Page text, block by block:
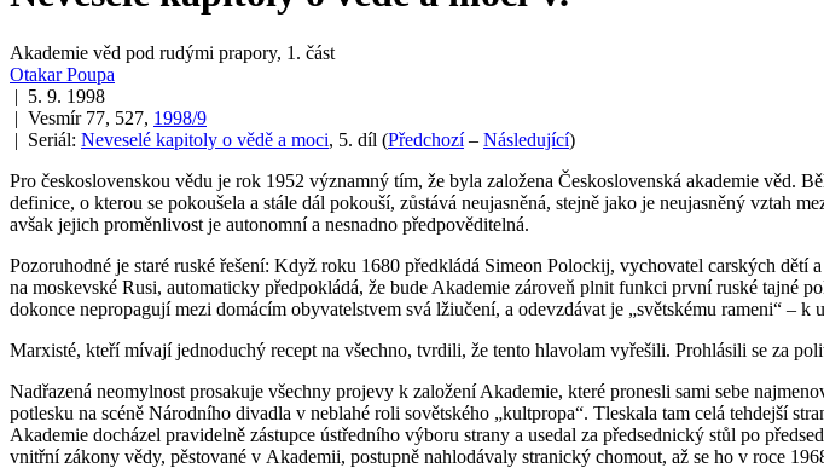
Akademie věd pod rudými prapory, 1. část
Otakar Poupa
| 5. 9. 1998
| Vesmír 77, 527, 1998/9
| Seriál: Neveselé kapitoly o vědě a moci, 5. díl (Předchozí– Následující)
Pro československou vědu je rok 1952 významný tím, že byla založena Československá akademie
definice, o kterou se pokoušela a stále dál pokouší, zůstává neujasněná, stejně jako je neujasněný vztah
avšak jejich proměnlivost je autonomní a nesnadno předpověditelná.
Pozoruhodné je staré ruské řešení: Když roku 1680 předkládá Simeon Polockij, vychovatel carských dětí
na moskevské Rusi, automaticky předpokládá, že bude Akademie zároveň plnit funkci první ruské tajné
dokonce nepropagují mezi domácím obyvatelstvem svá lžiučení, a odevzdávat je „světskému rameni“ – k
Marxisté, kteří mívají jednoduchý recept na všechno, tvrdili, že tento hlavolam vyřešili. Prohlásili se za
Nadřazená neomylnost prosakuje všechny projevy k založení Akademie, které pronesli sami sebe
potlesku na scéně Národního divadla v neblahé roli sovětského „kultpropa“. Tleskala tam celá tehdejší
Akademie docházel pravidelně zástupce ústředního výboru strany a usedal za předsednický stůl po
vnitřní zákony vědy, pěstované v Akademii, postupně nahlodávaly stranický chomout, až se ho v roce